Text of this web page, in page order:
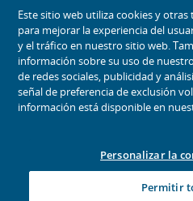
Viajar con Nosotros
Herramientas del Sitio
iconos de medios sociales
Este sitio web utiliza cookies y
para mejorar la experiencia del
y el tráfico en nuestro sitio web.
información sobre su uso de
de redes sociales, publicidad y
señal de preferencia de exclusión
información está disponible en
Personalizar la
Permitir